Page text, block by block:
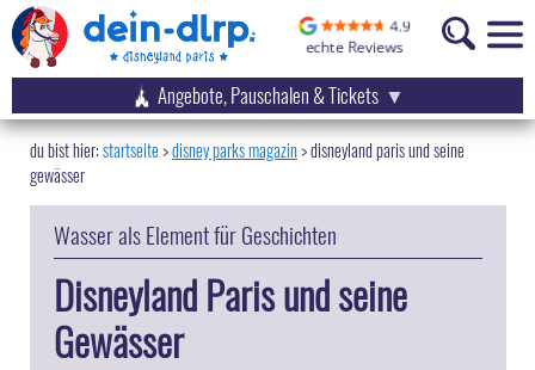
Angebote, Pauschalen & Tickets
startseite disney parks magazin>disneyland paris und seine
gewässer
Wasser als Element für Geschichten
Disneyland Paris und seine
Gewässer